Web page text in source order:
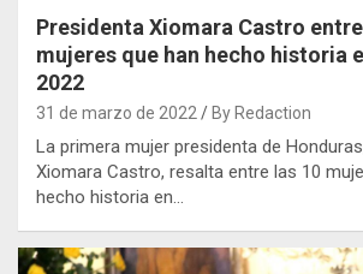
Presidenta Xiomara Castro
mujeres que han hecho historia
2022
31 de marzo de 2022 By Redaction
La primera mujer presidenta de
Xiomara Castro, resalta entre las 10
hecho historia en…